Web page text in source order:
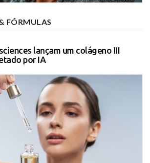
FÓRMULAS
lançam um colágeno III
por IA